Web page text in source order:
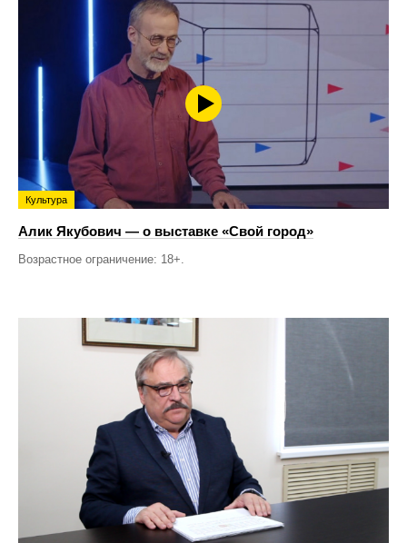
Культура
Алик Якубович — о выставке «Свой город»
Возрастное ограничение: 18+.